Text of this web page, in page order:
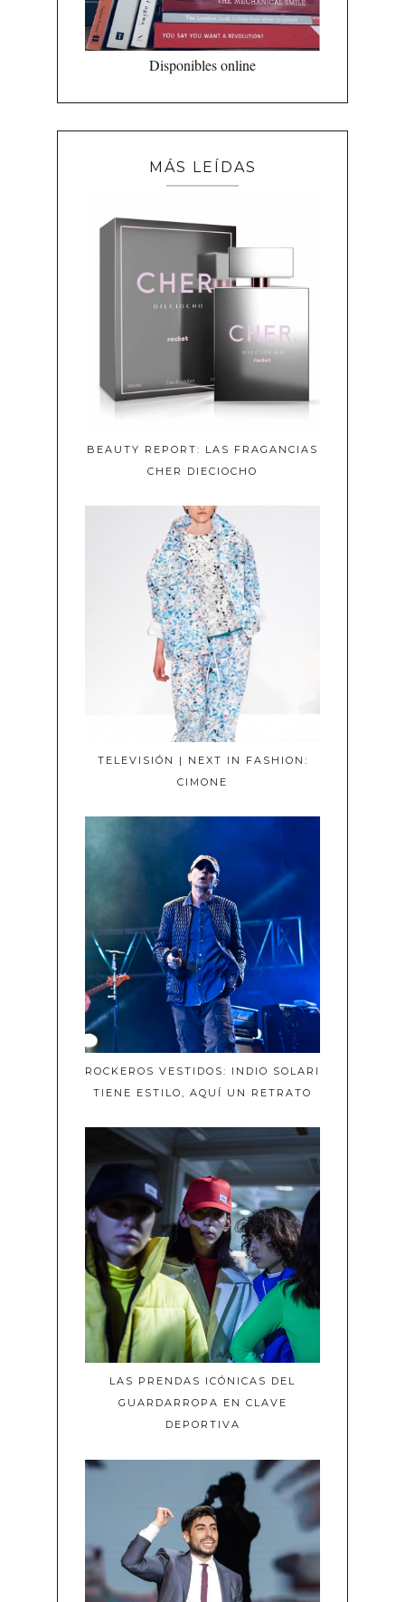
Disponibles online
MÁS LEÍDAS
BEAUTY REPORT: LAS FRAGANCIAS
CHER DIECIOCHO
TELEVISIÓN | NEXT IN FASHION:
CIMONE
ROCKEROS VESTIDOS: INDIO SOLARI
TIENE ESTILO, AQUÍ UN RETRATO
LAS PRENDAS ICÓNICAS DEL
GUARDARROPA EN CLAVE
DEPORTIVA